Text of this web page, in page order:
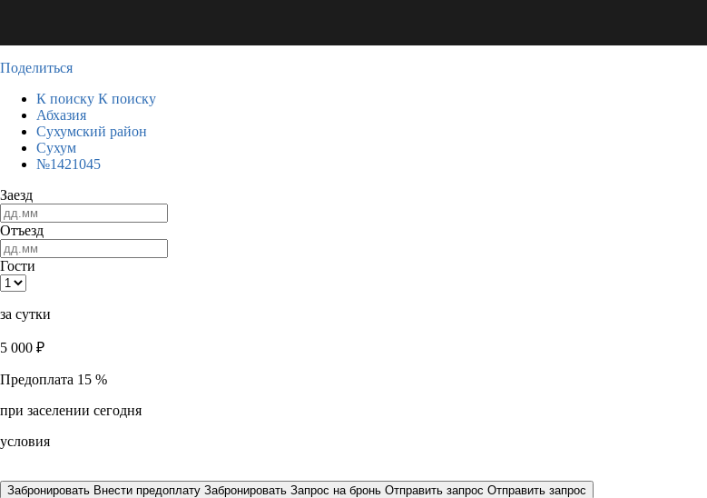
Поделиться
К поиску К поиску
Абхазия
Сухумский район
Сухум
№1421045
Заезд
Отъезд
Гости
за сутки
5 000 ₽
Предоплата 15 %
при заселении сегодня
условия
Забронировать Внести предоплату Забронировать Запрос на бронь Отправить запрос Отправить запрос